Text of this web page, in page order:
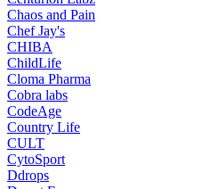
Chaos and Pain
Chef Jay's
CHIBA
ChildLife
Cloma Pharma
Cobra labs
CodeAge
Country Life
CULT
CytoSport
Ddrops